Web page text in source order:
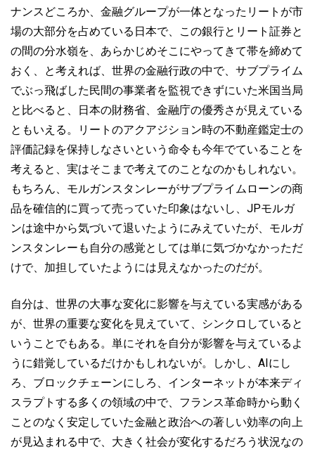
ナンスどころか、金融グループが一体となったリートが市
場の大部分を占めている日本で、この銀行とリート証券と
の間の分水嶺を、あらかじめそこにやってきて帯を締めて
おく、と考えれば、世界の金融行政の中で、サブプライム
でぶっ飛ばした民間の事業者を監視できずにいた米国当局
と比べると、日本の財務省、金融庁の優秀さが見えている
ともいえる。リートのアクアジション時の不動産鑑定士の
評価記録を保持しなさいという命令も今年でていることを
考えると、実はそこまで考えてのことなのかもしれない。
もちろん、モルガンスタンレーがサブプライムローンの商
品を確信的に買って売っていた印象はないし、JPモルガ
ンは途中から気づいて退いたようにみえていたが、モルガ
ンスタンレーも自分の感覚としては単に気づかなかっただ
けで、加担していたようには見えなかったのだが。
自分は、世界の大事な変化に影響を与えている実感がある
が、世界の重要な変化を見えていて、シンクロしていると
いうことでもある。単にそれを自分が影響を与えているよ
うに錯覚しているだけかもしれないが。しかし、AIにし
ろ、ブロックチェーンにしろ、インターネットが本来ディ
スラプトする多くの領域の中で、フランス革命時から動く
ことのなく安定していた金融と政治への著しい効率の向上
が見込まれる中で、大きく社会が変化するだろう状況なの